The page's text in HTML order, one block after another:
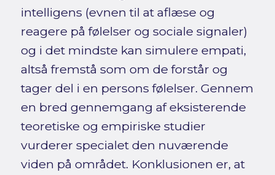
intelligens (evnen til at aflæse og
reagere på følelser og sociale signaler)
og i det mindste kan simulere empati,
altså fremstå som om de forstår og
tager del i en persons følelser. Gennem
en bred gennemgang af eksisterende
teoretiske og empiriske studier
vurderer specialet den nuværende
viden på området. Konklusionen er, at